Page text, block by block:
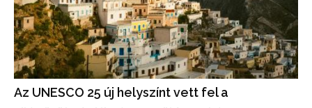
Az UNESCO 25 új helyszínt vett fel a